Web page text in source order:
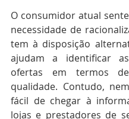
O consumidor atual
necessidade de
tem à disposição
ajudam a identificar
ofertas em termos
qualidade. Contudo,
fácil de chegar à
lojas e prestadores de